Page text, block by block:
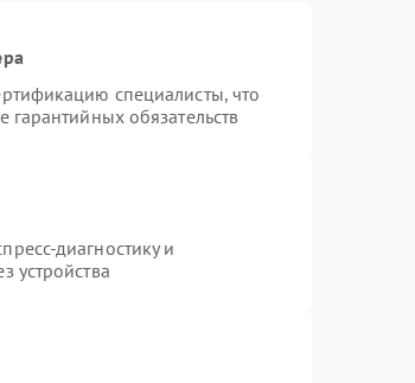
специалисты, что
гарантийных обязательств
диагностику и
устройства